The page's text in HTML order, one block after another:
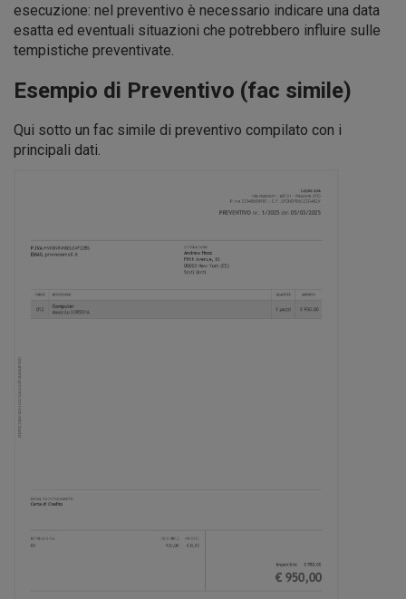
esecuzione: nel preventivo è necessario indicare una data
esatta ed eventuali situazioni che potrebbero influire sulle
tempistiche preventivate.
Esempio di Preventivo (fac simile)
Qui sotto un fac simile di preventivo compilato con i
principali dati.